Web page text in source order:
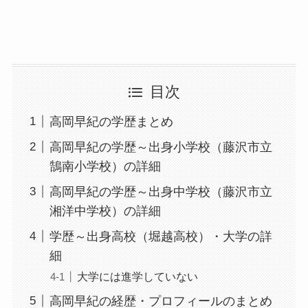
目次
高岡早紀の学歴まとめ
高岡早紀の学歴～出身小学校（藤沢市立
鵠南小学校）の詳細
高岡早紀の学歴～出身中学校（藤沢市立
湘洋中学校）の詳細
学歴～出身高校（堀越高校）・大学の詳
細
大学には進学していない
高岡早紀の経歴・プロフィールのまとめ